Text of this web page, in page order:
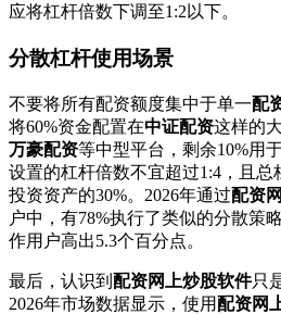
应将杠杆倍数下调至1:2以下。
分散杠杆使用场景
不要将所有配资额度集中于单一配
将60%资金配置在中证配资这样的
万豪配资等中型平台，剩余10%用
设置的杠杆倍数不宜超过1:4，且
投资资产的30%。2026年通过配资
户中，有78%执行了类似的分散策
作用户高出5.3个百分点。
最后，认识到 配资网上炒股软件只
2026年市场数据显示，使用配资网